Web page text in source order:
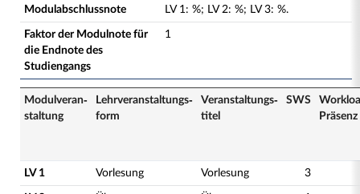
Modulabschlussnote LV 1: %; LV 2: %; LV 3: %.
Faktor der Modulnote für
die Endnote des
Studiengangs
1
Modulveran­
staltung
Lehrveranstaltungs­
form
Veranstaltungs­
titel
SWS
Präsenz
LV 1 Vorlesung Vorlesung 3